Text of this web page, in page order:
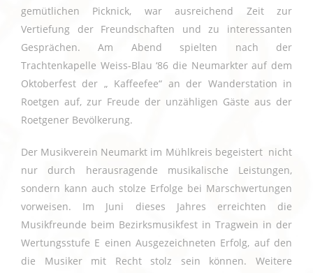
gemütlichen Picknick, war ausreichend Zeit zur
Vertiefung der Freundschaften und zu interessanten
Gesprächen. Am Abend spielten nach der
Trachtenkapelle Weiss-Blau ‘86 die Neumarkter auf dem
Oktoberfest der „ Kaffeefee“ an der Wanderstation in
Roetgen auf, zur Freude der unzähligen Gäste aus der
Roetgener Bevölkerung.
Der Musikverein Neumarkt im Mühlkreis begeistert nicht
nur durch herausragende musikalische Leistungen,
sondern kann auch stolze Erfolge bei Marschwertungen
vorweisen. Im Juni dieses Jahres erreichten die
Musikfreunde beim Bezirksmusikfest in Tragwein in der
Wertungsstufe E einen Ausgezeichneten Erfolg, auf den
die Musiker mit Recht stolz sein können. Weitere